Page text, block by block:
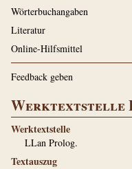
Wörterbuchangaben
Literatur
Online-Hilfsmittel
Feedback geben
Werktextstelle
Werktextstelle
LLan Prolog.
Textauszug